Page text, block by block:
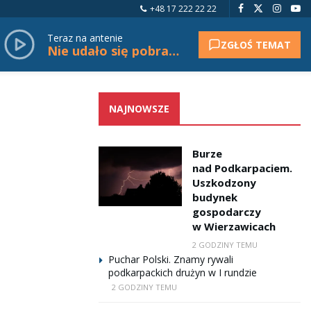
+48 17 222 22 22
Teraz na antenie
Nie udało się pobrać tytułu. ZGŁOŚ TEMAT
NAJNOWSZE
Burze
nad Podkarpaciem.
Uszkodzony
budynek
gospodarczy
w Wierzawicach
2 GODZINY TEMU
Puchar Polski. Znamy rywali
podkarpackich drużyn w I rundzie
2 GODZINY TEMU